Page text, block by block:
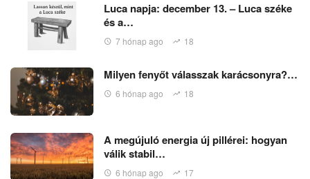
Luca napja: december 13. – Luca széke
és a…
7 hónap ago 18
Milyen fenyőt válasszak karácsonyra?…
6 hónap ago 18
A megújuló energia új pillérei: hogyan
válik stabil…
6 hónap ago 17